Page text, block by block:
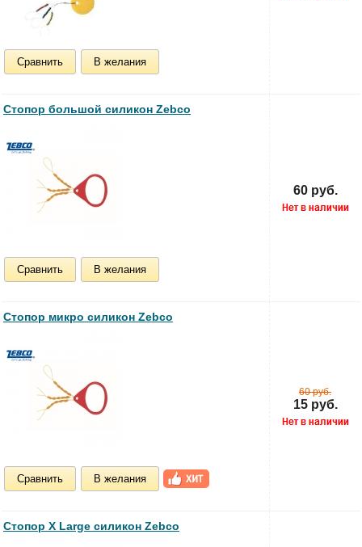
Сравнить В желания
Стопор большой силикон Zebco
Сравнить В желания
60 руб.
Стопор микро силикон Zebco
Сравнить В желания
60 руб.
15 руб.
Стопор X Large силикон Zebco